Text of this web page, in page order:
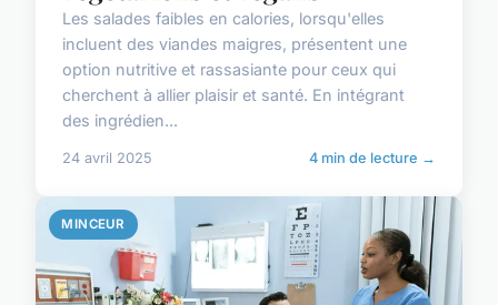
Les salades faibles en calories, lorsqu'elles
incluent des viandes maigres, présentent une
option nutritive et rassasiante pour ceux qui
cherchent à allier plaisir et santé. En intégrant
des ingrédien...
24 avril 2025 4 min de lecture →
MINCEUR